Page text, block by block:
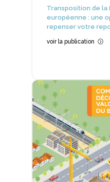
Transposition de la
européenne : une
repenser votre
voir la publication =